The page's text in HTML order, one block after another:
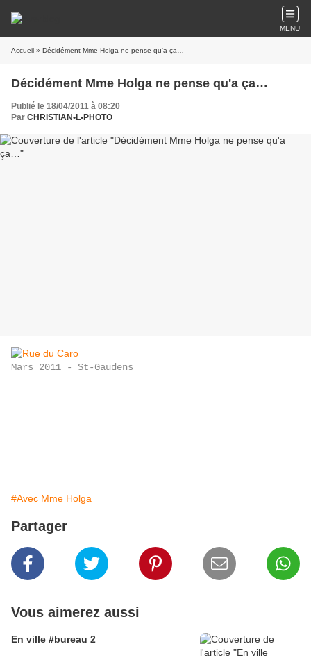
MENU
Accueil » Décidément Mme Holga ne pense qu'a ça…
Décidément Mme Holga ne pense qu'a ça…
Publié le 18/04/2011 à 08:20
Par CHRISTIAN•L•PHOTO
Mars 2011 - St-Gaudens
#Avec Mme Holga
Partager
Vous aimerez aussi
En ville #bureau 2